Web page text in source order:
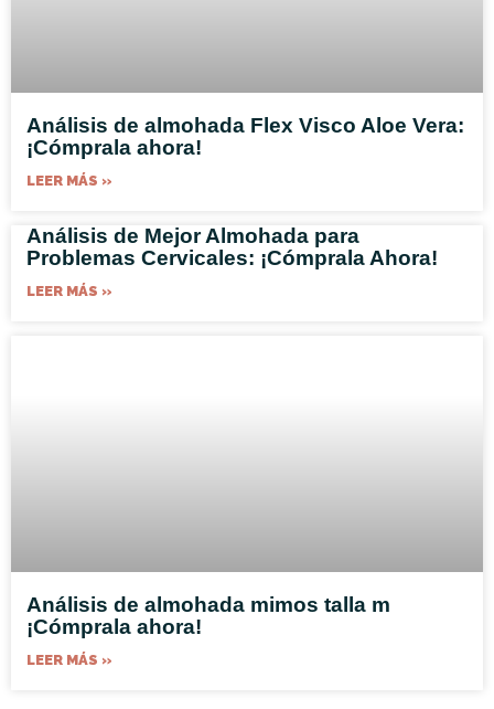
Análisis de almohada Flex Visco Aloe Vera:
¡Cómprala ahora!
LEER MÁS »
Análisis de Mejor Almohada para
Problemas Cervicales: ¡Cómprala Ahora!
LEER MÁS »
Análisis de almohada mimos talla m
¡Cómprala ahora!
LEER MÁS »